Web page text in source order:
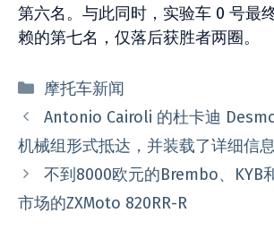
第六名。与此同时，实验车 0 号最
赖的第七名，仅落后获胜者两圈。
分
类
摩托车新闻
Antonio Cairoli 的杜卡迪
机械组形式抵达，并装载了详细信息
不到8000欧元的Brembo、KYB
市场的ZXMoto 820RR-R